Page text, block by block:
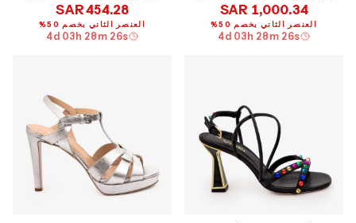
SAR 1,000.34
العنصر الثاني بخصم 50%
4d 03 h 28 m 26s
SAR 454.28
العنصر الثاني بخصم 50%
4d 03 h 28 m 26s